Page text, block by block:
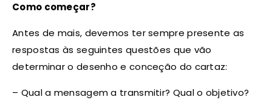
Como começar?
Antes de mais, devemos ter sempre presente as
respostas às seguintes questões que vão
determinar o desenho e conceção do cartaz:
– Qual a mensagem a transmitir? Qual o objetivo?